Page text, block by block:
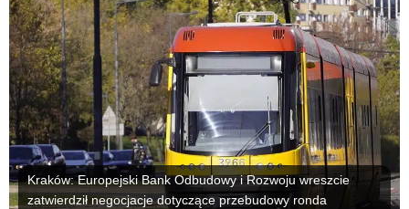
Kraków: Europejski Bank Odbudowy i Rozwoju wreszcie
zatwierdził negocjacje dotyczące przebudowy ronda